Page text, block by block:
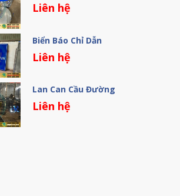
Liên hệ
Biển Báo Chỉ Dẫn
Liên hệ
Lan Can Cầu Đường
Liên hệ